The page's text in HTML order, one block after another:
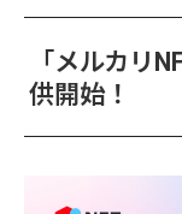
「メルカリ
供開始！